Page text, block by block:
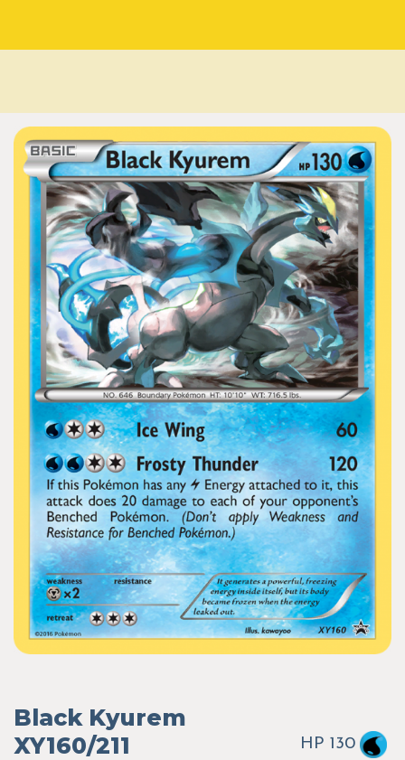
Black Kyurem
XY160/211
HP 130